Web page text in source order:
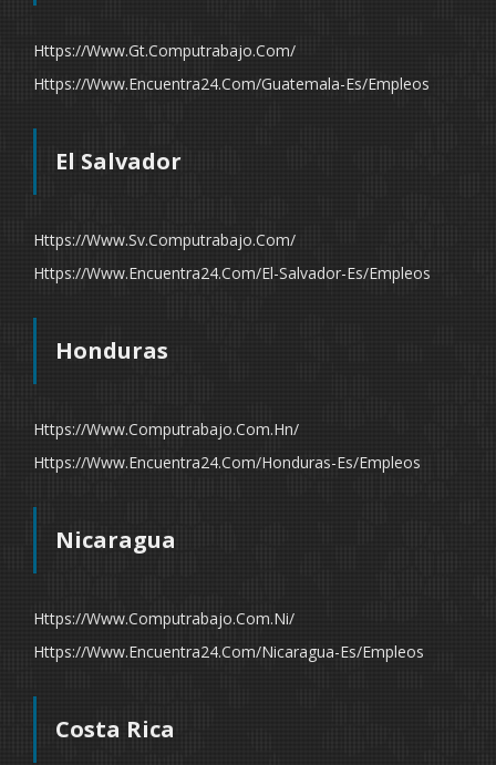
Https://www.gt.computrabajo.com/
Https://www.encuentra24.com/guatemala-Es/empleos
El Salvador
Https://www.sv.computrabajo.com/
Https://www.encuentra24.com/el-Salvador-Es/empleos
Honduras
Https://www.computrabajo.com.hn/
Https://www.encuentra24.com/honduras-Es/empleos
Nicaragua
Https://www.computrabajo.com.ni/
Https://www.encuentra24.com/nicaragua-Es/empleos
Costa Rica